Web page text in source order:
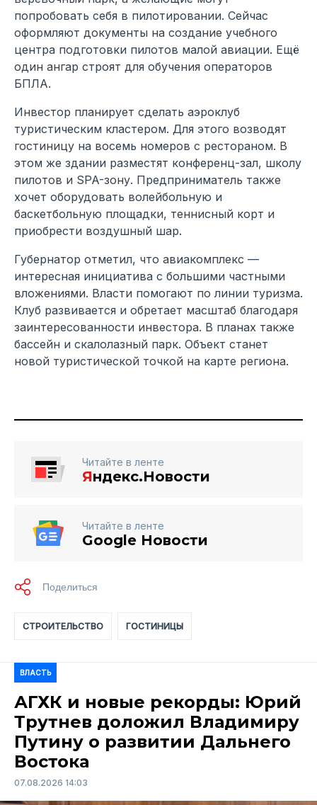
попробовать себя в пилотировании. Сейчас
оформляют документы на создание учебного
центра подготовки пилотов малой авиации. Ещё
один ангар строят для обучения операторов
БПЛА.
Инвестор планирует сделать аэроклуб
туристическим кластером. Для этого возводят
гостиницу на восемь номеров с рестораном. В
этом же здании разместят конференц-зал, школу
пилотов и SPA-зону. Предприниматель также
хочет оборудовать волейбольную и
баскетбольную площадки, теннисный корт и
приобрести воздушный шар.
Губернатор отметил, что авиакомплекс —
интересная инициатива с большими частными
вложениями. Власти помогают по линии туризма.
Клуб развивается и обретает масштаб благодаря
заинтересованности инвестора. В планах также
бассейн и скалолазный парк. Объект станет
новой туристической точкой на карте региона.
Читайте в ленте
Яндекс.Новости
Читайте в ленте
Google Новости
СТРОИТЕЛЬСТВО ГОСТИНИЦЫ
ВЛАСТЬ
АГХК и новые рекорды: Юрий
Трутнев доложил Владимиру
Путину о развитии Дальнего
Востока
07.08.2026 14:03